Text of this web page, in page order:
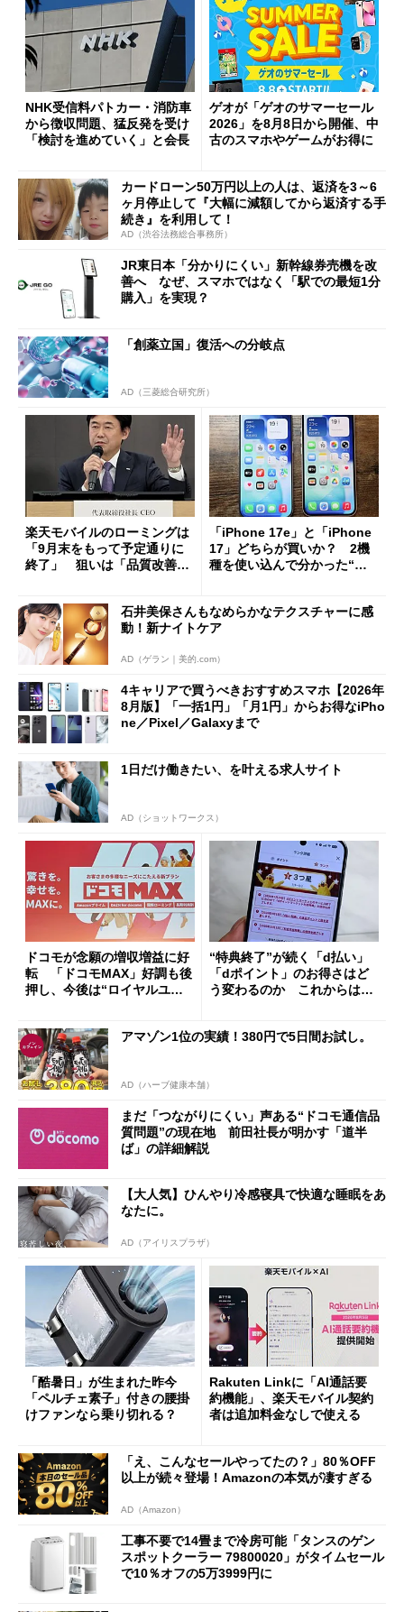
NHK受信料パトカー・消防車
から徴収問題、猛反発を受け
「検討を進めていく」と会長
ゲオが「ゲオのサマーセール
2026」を8月8日から開催、中
古のスマホやゲームがお得に
カードローン50万円以上の人は、返済を3～6
ヶ月停止して『大幅に減額してから返済する手
続き』を利用して！
AD（渋谷法務総合事務所）
JR東日本「分かりにくい」新幹線券売機を改
善へ なぜ、スマホではなく「駅での最短1分
購入」を実現？
「創薬立国」復活への分岐点
AD（三菱総合研究所）
楽天モバイルのローミングは
「9月末をもって予定通りに
終了」 狙いは「品質改善」
も
「iPhone 17e」と「iPhone
17」どちらが買いか？ 2機
種を使い込んで分かった“ス
石井美保さんもなめらかなテクスチャーに感
動！新ナイトケア
AD（ゲラン｜美的.com）
4キャリアで買うべきおすすめスマホ【2026年
8月版】「一括1円」「月1円」からお得なiPho
ne／Pixel／Galaxyまで
1日だけ働きたい、を叶える求人サイト
AD（ショットワークス）
ドコモが念願の増収増益に好
転 「ドコモMAX」好調も後
押し、今後は“ロイヤルユー
“特典終了”が続く「d払い」
「dポイント」のお得さはど
う変わるのか これからは
アマゾン1位の実績！380円で5日間お試し。
AD（ハーブ健康本舗）
まだ「つながりにくい」声ある“ドコモ通信品
質問題”の現在地 前田社長が明かす「道半
ば」の詳細解説
【大人気】ひんやり冷感寝具で快適な睡眠をあ
なたに。
AD（アイリスプラザ）
「酷暑日」が生まれた昨今
「ペルチェ素子」付きの腰掛
けファンなら乗り切れる？
Rakuten Linkに「AI通話要
約機能」、楽天モバイル契約
者は追加料金なしで使える
「え、こんなセールやってたの？」80％OFF
以上が続々登場！Amazonの本気が凄すぎる
AD（Amazon）
工事不要で14畳まで冷房可能「タンスのゲン
スポットクーラー 79800020」がタイムセール
で10％オフの5万3999円に